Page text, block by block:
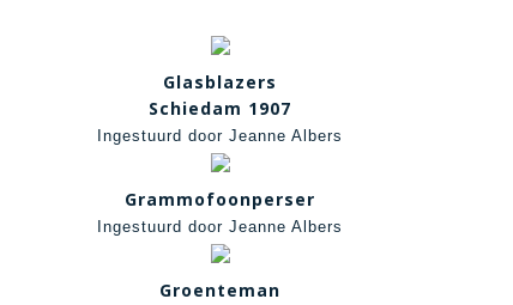
Glasblazers
Schiedam 1907
Ingestuurd door Jeanne Albers
Grammofoonperser
Ingestuurd door Jeanne Albers
Groenteman